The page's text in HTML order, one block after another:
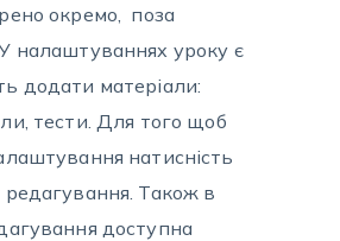
окремо, поза
налаштуваннях уроку є
додати матеріали:
тести. Для того щоб
натисність
редагування. Також в
доступна